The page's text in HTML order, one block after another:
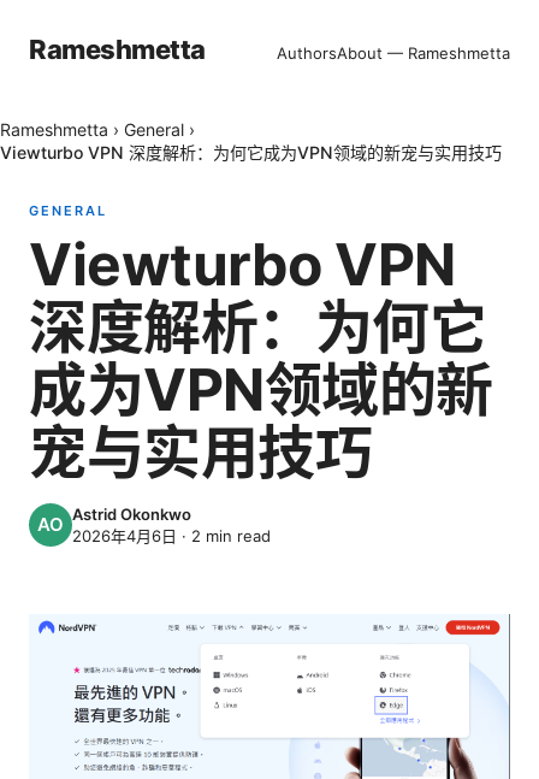
Rameshmetta AuthorsAbout — Rameshmetta
Rameshmetta › General ›
Viewturbo VPN 深度解析：为何它成为VPN领域的新宠与实用技巧
GENERAL
Viewturbo VPN
深度解析：为何它
成为VPN领域的新
宠与实用技巧
Astrid Okonkwo
2026年4月6日 · 2 min read